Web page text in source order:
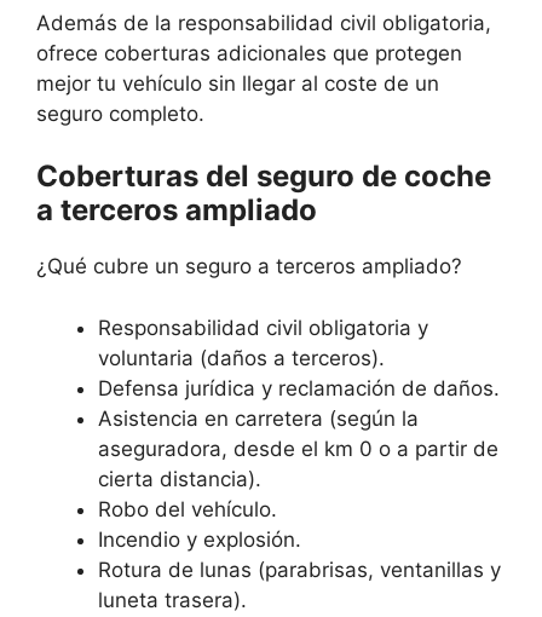
Además de la responsabilidad civil obligatoria,
ofrece coberturas adicionales que protegen
mejor tu vehículo sin llegar al coste de un
seguro completo.
Coberturas del seguro de coche
a terceros ampliado
¿Qué cubre un seguro a terceros ampliado?
Responsabilidad civil obligatoria y
voluntaria (daños a terceros).
Defensa jurídica y reclamación de daños.
Asistencia en carretera (según la
aseguradora, desde el km 0 o a partir de
cierta distancia).
Robo del vehículo.
Incendio y explosión.
Rotura de lunas (parabrisas, ventanillas y
luneta trasera).